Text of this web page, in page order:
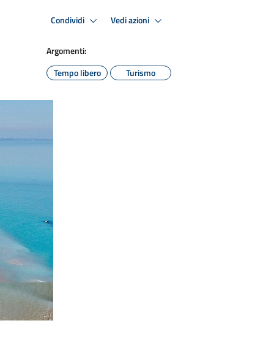
Condividi Vedi azioni
Argomenti:
Tempo libero
Turismo